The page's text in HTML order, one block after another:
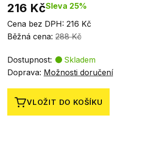
216 KčSleva 25%
Cena bez DPH: 216 Kč
Běžná cena: 288 Kč
Dostupnost:
Skladem
Doprava: Možnosti doručení
VLOŽIT DO KOŠÍKU